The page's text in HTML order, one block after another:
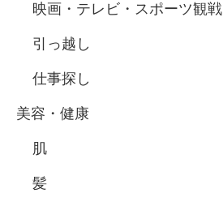
映画・テレビ・スポーツ観戦
引っ越し
仕事探し
美容・健康
肌
髪